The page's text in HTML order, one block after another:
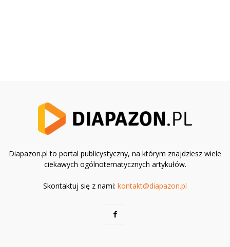
Diapazon.pl to portal publicystyczny, na którym znajdziesz wiele
ciekawych ogólnotematycznych artykułów.
Skontaktuj się z nami: kontakt@diapazon.pl